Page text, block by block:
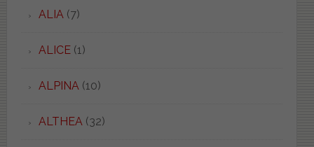
ALIA(7)
ALICE(1)
ALPINA(10)
ALTHEA(32)